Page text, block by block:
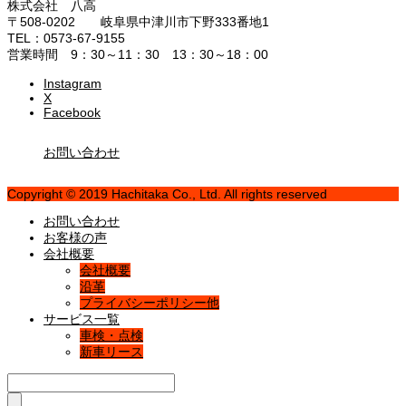
株式会社 八高
〒508-0202 岐阜県中津川市下野333番地1
TEL：0573-67-9155
営業時間 9：30～11：30 13：30～18：00
Instagram
X
Facebook
お問い合わせ
Copyright © 2019 Hachitaka Co., Ltd. All rights reserved
お問い合わせ
お客様の声
会社概要
会社概要
沿革
プライバシーポリシー他
サービス一覧
車検・点検
新車リース